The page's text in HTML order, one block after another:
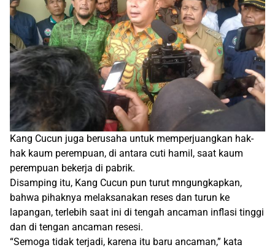
Kang Cucun juga berusaha untuk memperjuangkan hak-
hak kaum perempuan, di antara cuti hamil, saat kaum
perempuan bekerja di pabrik.
Disamping itu, Kang Cucun pun turut mngungkapkan,
bahwa pihaknya melaksanakan reses dan turun ke
lapangan, terlebih saat ini di tengah ancaman inflasi tinggi
dan di tengan ancaman resesi.
“Semoga tidak terjadi, karena itu baru ancaman,” kata